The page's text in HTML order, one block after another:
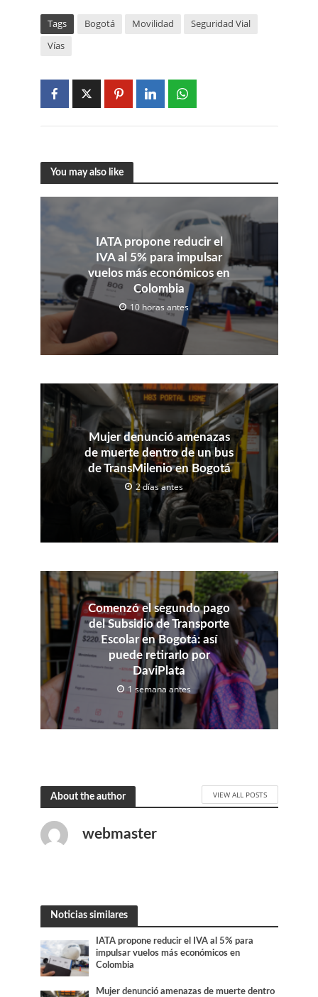
Tags Bogotá Movilidad
Seguridad Vial
Vías
You may also like
IATA propone reducir el
IVA al 5% para impulsar
vuelos más económicos en
Colombia
10 horas antes
Mujer denunció amenazas
de muerte dentro de un bus
de TransMilenio en Bogotá
2 días antes
Comenzó el segundo pago
del Subsidio de Transporte
Escolar en Bogotá: así
puede retirarlo por
DaviPlata
1 semana antes
About the author VIEW ALL POSTS
webmaster
Noticias similares
IATA propone reducir el IVA al 5% para
impulsar vuelos más económicos en
Colombia
Mujer denunció amenazas de muerte dentro